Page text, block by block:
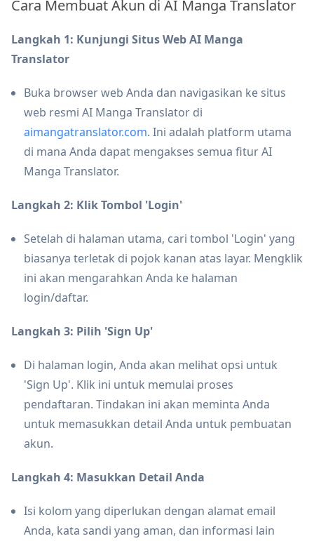
Cara Membuat Akun di AI Manga Translator
Langkah 1: Kunjungi Situs Web AI Manga
Translator
Buka browser web Anda dan navigasikan ke situs
web resmi AI Manga Translator di
aimangatranslator.com. Ini adalah platform utama
di mana Anda dapat mengakses semua fitur AI
Manga Translator.
Langkah 2: Klik Tombol 'Login'
Setelah di halaman utama, cari tombol 'Login' yang
biasanya terletak di pojok kanan atas layar. Mengklik
ini akan mengarahkan Anda ke halaman
login/daftar.
Langkah 3: Pilih 'Sign Up'
Di halaman login, Anda akan melihat opsi untuk
'Sign Up'. Klik ini untuk memulai proses
pendaftaran. Tindakan ini akan meminta Anda
untuk memasukkan detail Anda untuk pembuatan
akun.
Langkah 4: Masukkan Detail Anda
Isi kolom yang diperlukan dengan alamat email
Anda, kata sandi yang aman, dan informasi lain